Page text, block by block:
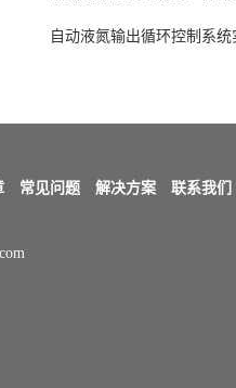
自动液氮输出循环控制系统
常见问题 解决方案 联系我们